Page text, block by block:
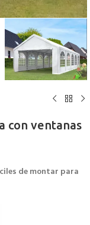
con ventanas
de montar para